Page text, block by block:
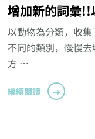
增加新的詞彙!!
以動物為分類，收
不同的類別，慢慢
方 …
繼續閱讀